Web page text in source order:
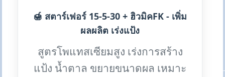
🍯 สตาร์เฟอร์ 15-5-30 + ฮิวมิคFK - เพิ่ม
ผลผลิต เร่งแป้ง
สูตรโพแทสเซียมสูง เร่งการสร้าง
แป้ง น้ำตาล ขยายขนาดผล เหมาะ